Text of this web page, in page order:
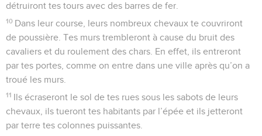
détruiront tes tours avec des barres de fer.
10 Dans leur course, leurs nombreux chevaux te couvriront
de poussière. Tes murs trembleront à cause du bruit des
cavaliers et du roulement des chars. En effet, ils entreront
par tes portes, comme on entre dans une ville après qu’on a
troué les murs.
11 Ils écraseront le sol de tes rues sous les sabots de leurs
chevaux, ils tueront tes habitants par l’épée et ils jetteront
par terre tes colonnes puissantes.